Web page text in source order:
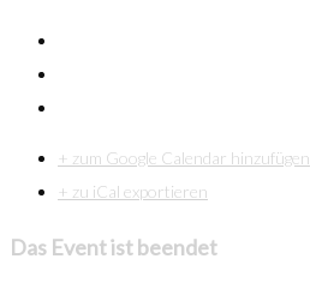
+ zum Google Calendar hinzufügen
+ zu iCal exportieren
Das Event ist beendet